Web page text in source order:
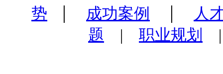
势
| 成功案例 |
人
题 | 职业规划